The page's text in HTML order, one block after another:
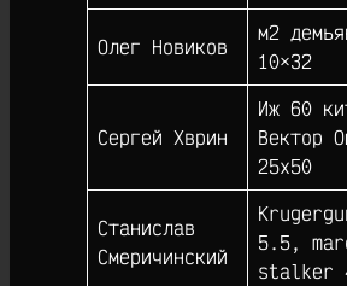
Олег Новиков
м2
10×32
Сергей Хврин
Иж 60
Вектор
25х50
Станислав
Смеричинский
5.5,
stalker